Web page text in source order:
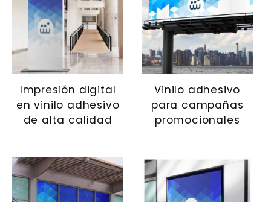
Impresión digital
en vinilo adhesivo
de alta calidad
Vinilo adhesivo
para campañas
promocionales